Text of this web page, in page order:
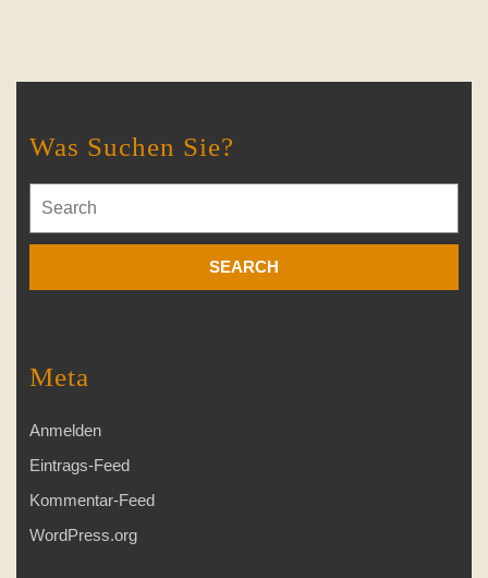
Was Suchen Sie?
for:
Meta
Anmelden
Eintrags-Feed
Kommentar-Feed
WordPress.org